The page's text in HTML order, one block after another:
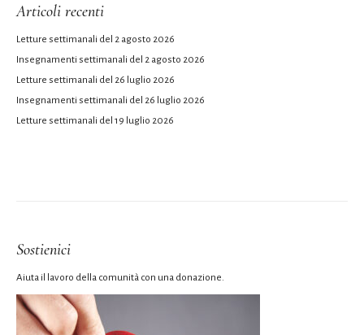
Articoli recenti
Letture settimanali del 2 agosto 2026
Insegnamenti settimanali del 2 agosto 2026
Letture settimanali del 26 luglio 2026
Insegnamenti settimanali del 26 luglio 2026
Letture settimanali del 19 luglio 2026
Sostienici
Aiuta il lavoro della comunità con una donazione.